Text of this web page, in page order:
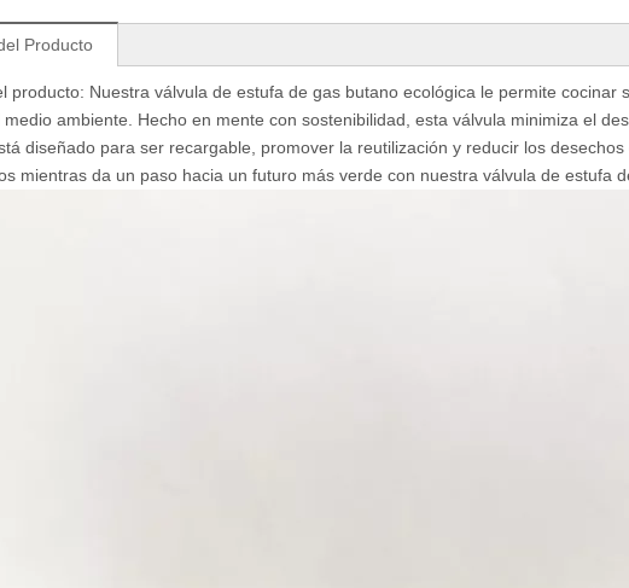
Producto
producto: Nuestra válvula de estufa de gas butano ecológica le permite cocinar
ambiente. Hecho en mente con sostenibilidad, esta válvula minimiza el
diseñado para ser recargable, promover la reutilización y reducir los
mientras da un paso hacia un futuro más verde con nuestra válvula de estufa